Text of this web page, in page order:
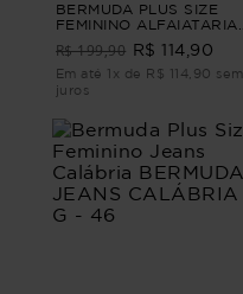
BERMUDA PLUS SIZE
FEMININO ALFAIATARIA
SENSIBILE Nude G1
R$ 199,90 R$ 114,90
Em até 1x de R$ 114,90 sem
juros